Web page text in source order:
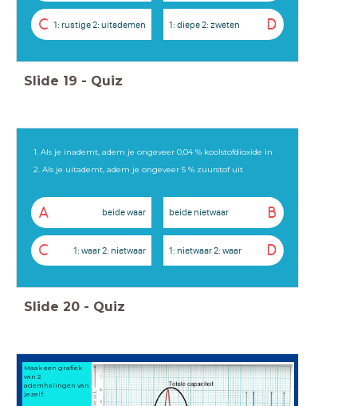
C 1: rustige 2: uitademen D
1: diepe 2: zweten
Slide 19 - Quiz
1. Als je inademt, adem je ongeveer 0,04 % koolstofdioxide in
2. Als je uitademt, adem je ongeveer 5 % zuurstof uit
A beide waar B
beide nietwaar
C 1: waar 2: nietwaar D
1: nietwaar 2: waar
Slide 20 - Quiz
Maak een grafiek
van 2
ademhalingen van
jezelf.